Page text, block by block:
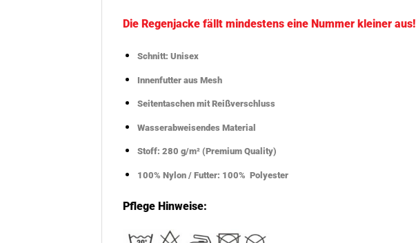
Die Regenjacke fällt mindestens eine Nummer kleiner aus!
Schnitt: Unisex
Innenfutter aus Mesh
Seitentaschen mit Reißverschluss
Wasserabweisendes Material
Stoff: 280 g/m² (Premium Quality)
100% Nylon / Futter: 100% Polyester
Pflege Hinweise: